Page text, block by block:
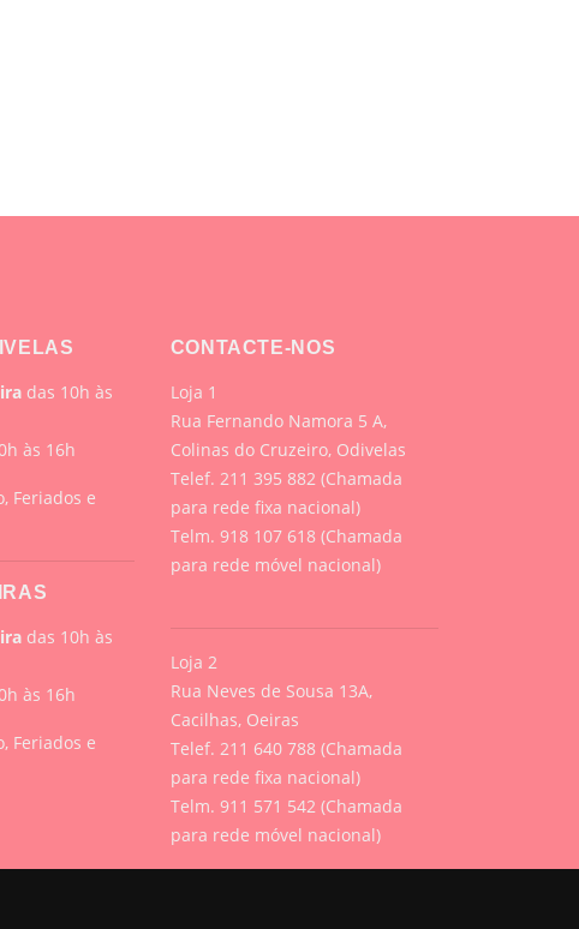
das 10h às
às 16h
Feriados e
das 10h às
às 16h
Feriados e
CONTACTE-NOS
Loja 1
Rua Fernando Namora 5 A,
Colinas do Cruzeiro, Odivelas
Telef. 211 395 882 (Chamada
para rede fixa nacional)
Telm. 918 107 618 (Chamada
para rede móvel nacional)
Loja 2
Rua Neves de Sousa 13A,
Cacilhas, Oeiras
Telef. 211 640 788 (Chamada
para rede fixa nacional)
Telm. 911 571 542 (Chamada
para rede móvel nacional)